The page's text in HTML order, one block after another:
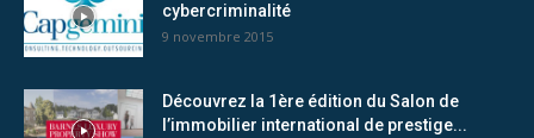
cybercriminalité
9 novembre 2015
Découvrez la 1ère édition du Salon de
l’immobilier international de prestige...